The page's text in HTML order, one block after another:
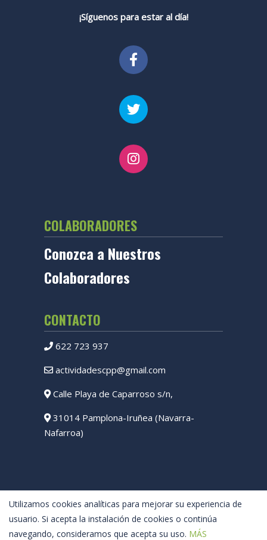
Utilizamos cookies analíticas para mejorar su experiencia de
usuario. Si acepta la instalación de cookies o continúa
navegando, consideramos que acepta su uso. MÁS
¡Síguenos para estar al día!
COLABORADORES
Conozca a Nuestros
Colaboradores
CONTACTO
622 723 937
actividadescpp@gmail.com
Calle Playa de Caparroso s/n,
31014 Pamplona-Iruñea (Navarra-
Nafarroa)